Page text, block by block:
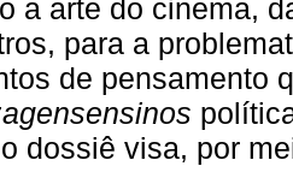
a arte do cinema,
para a
de pensamento
dossiê visa, por